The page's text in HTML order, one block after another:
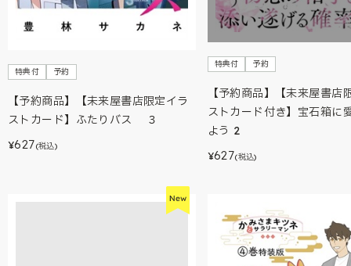
特典付 予約
【予約商品】【未来屋書店限定イラ
ストカード】ふたりバス ３
¥627(税込)
特典付 予約
【予約商品】【未来屋書店
ストカード付き】宝石箱に
よう 2
¥627(税込)